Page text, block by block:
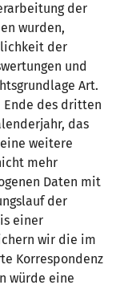
der
wurden,
der
und
Art.
Ende des dritten
das
weitere
mehr
Daten mit
der
einer
wir die im
Korrespondenz
würde eine